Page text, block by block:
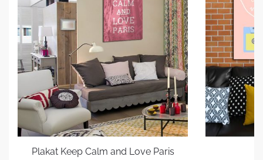
Plakat Keep Calm and Love Paris